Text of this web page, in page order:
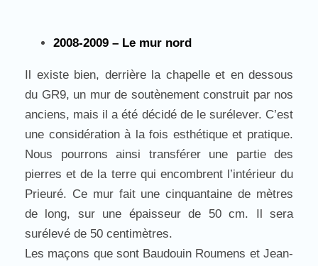
2008-2009 – Le mur nord
Il existe bien, derrière la chapelle et en dessous
du GR9, un mur de soutènement construit par nos
anciens, mais il a été décidé de le surélever. C’est
une considération à la fois esthétique et pratique.
Nous pourrons ainsi transférer une partie des
pierres et de la terre qui encombrent l’intérieur du
Prieuré. Ce mur fait une cinquantaine de mètres
de long, sur une épaisseur de 50 cm. Il sera
surélevé de 50 centimètres.
Les maçons que sont Baudouin Roumens et Jean-